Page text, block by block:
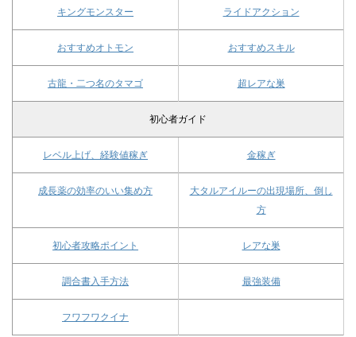
キングモンスター ライドアクション
おすすめオトモン おすすめスキル
古龍・二つ名のタマゴ 超レアな巣
初心者ガイド
レベル上げ、経験値稼ぎ 金稼ぎ
成長薬の効率のいい集め方
大タルアイルーの出現場所、倒し
方
初心者攻略ポイント レアな巣
調合書入手方法 最強装備
フワフワクイナ